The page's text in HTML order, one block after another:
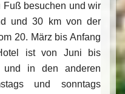
Fuß besuchen und wir
und 30 km von der
20. März bis Anfang
ist von Juni bis
und in den anderen
und sonntags